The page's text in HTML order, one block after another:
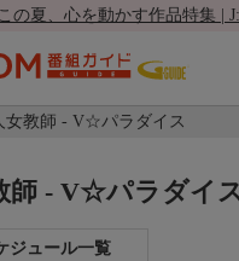
この夏、心を動かす作品特集 |
女教師 - V☆パラダイス
師 - V☆パラダイ
ジュール一覧